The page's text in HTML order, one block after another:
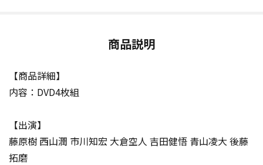
商品説明
【商品詳細】
内容：DVD4枚組
【出演】
藤原樹 西山潤 市川知宏 大倉空人 吉田健悟 青山凌大 後藤
拓磨